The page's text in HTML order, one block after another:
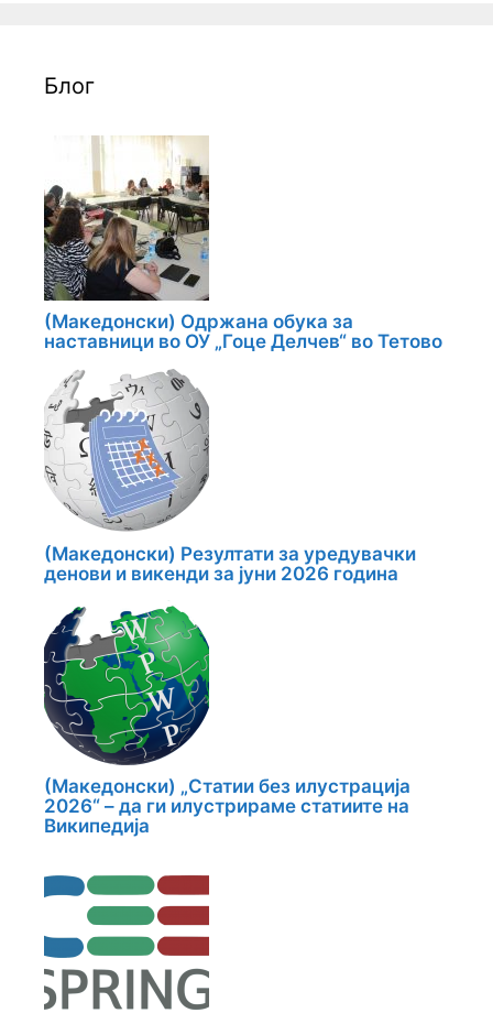
Блог
(Македонски) Одржана обука за
наставници во ОУ „Гоце Делчев“ во Тетово
(Македонски) Резултати за уредувачки
денови и викенди за јуни 2026 година
(Македонски) „Статии без илустрација
2026“ – да ги илустрираме статиите на
Википедија